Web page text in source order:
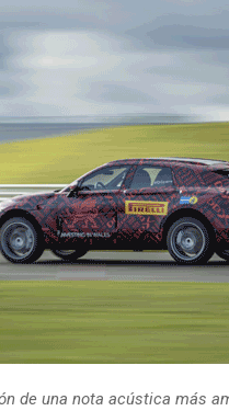
de una nota acústica más